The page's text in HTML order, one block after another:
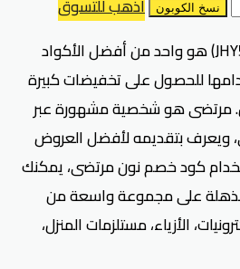
نسخ الكوبون
اذهب للتسوق
كود خصم نون مرتضى (JHY56) هو واحد من أفضل الأكواد
للحصول على تخفيضات كبيرة
مرتضى هو شخصية مشهورة عبر
ويعرف بتقديمه لأفضل العروض
كود خصم نون مرتضى، يمكنك
على مجموعة واسعة من
الأزياء، مستلزمات المنزل،